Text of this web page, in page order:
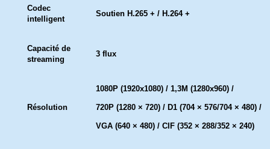
Codec
intelligent
Soutien H.265 + / H.264 +
Capacité de
streaming
3 flux
Résolution
1080P (1920x1080) / 1,3M (1280x960) /
720P (1280 × 720) / D1 (704 × 576/704 × 480) /
VGA (640 × 480) / CIF (352 × 288/352 × 240)